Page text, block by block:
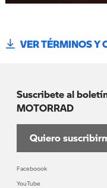
VER TÉRMINOS Y
Suscribete al
MOTORRAD
Quiero
Faceboook
YouTube